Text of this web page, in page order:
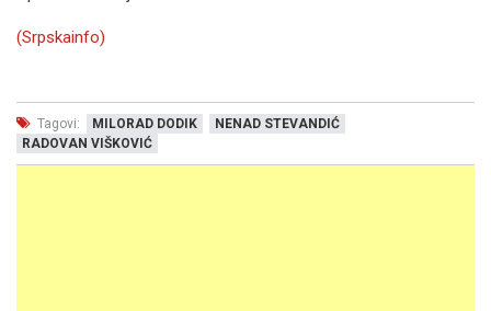
(Srpskainfo)
Tagovi: MILORAD DODIK
NENAD STEVANDIĆ
RADOVAN VIŠKOVIĆ